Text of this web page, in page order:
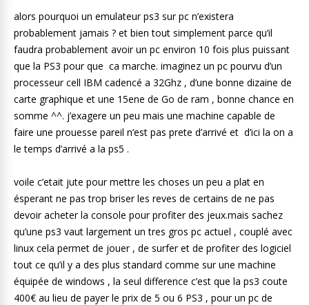
alors pourquoi un emulateur ps3 sur pc n’existera
probablement jamais ? et bien tout simplement parce qu’il
faudra probablement avoir un pc environ 10 fois plus puissant
que la PS3 pour que ca marche. imaginez un pc pourvu d’un
processeur cell IBM cadencé a 32Ghz , d’une bonne dizaine de
carte graphique et une 15ene de Go de ram , bonne chance en
somme ^^. j’exagere un peu mais une machine capable de
faire une prouesse pareil n’est pas prete d’arrivé et d’ici la on a
le temps d’arrivé a la ps5 .
voile c’etait jute pour mettre les choses un peu a plat en
ésperant ne pas trop briser les reves de certains de ne pas
devoir acheter la console pour profiter des jeux.mais sachez
qu’une ps3 vaut largement un tres gros pc actuel , couplé avec
linux cela permet de jouer , de surfer et de profiter des logiciel
tout ce qu’il y a des plus standard comme sur une machine
équipée de windows , la seul difference c’est que la ps3 coute
400€ au lieu de payer le prix de 5 ou 6 PS3 , pour un pc de